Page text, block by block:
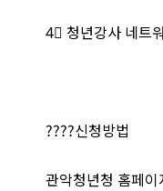
4⃣ 청년강사 네트
????신청방법
관악청년청 홈페